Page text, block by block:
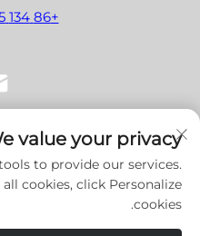
+86 134 8025 5980
حقوق النشر © 2024 شنتشن لانجي تك كو., لتد. جميع الحقوق محفوظة.
value your privacy
to provide our services.
cookies, click Personalize
cookies.